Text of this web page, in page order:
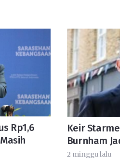
Rp1,6
Keir
Burnham
2 minggu lalu